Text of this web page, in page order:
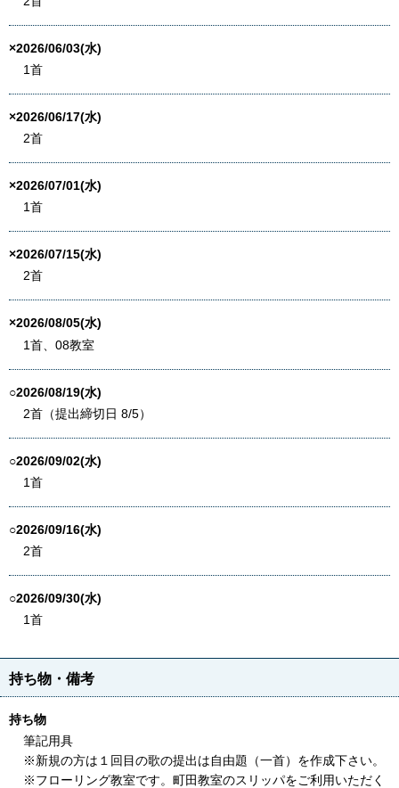
×2026/06/03(水)
1首
×2026/06/17(水)
2首
×2026/07/01(水)
1首
×2026/07/15(水)
2首
×2026/08/05(水)
1首、08教室
○2026/08/19(水)
2首（提出締切日 8/5）
○2026/09/02(水)
1首
○2026/09/16(水)
2首
○2026/09/30(水)
1首
持ち物・備考
持ち物
筆記用具
※新規の方は１回目の歌の提出は自由題（一首）を作成下さい。
※フローリング教室です。町田教室のスリッパをご利用いただく